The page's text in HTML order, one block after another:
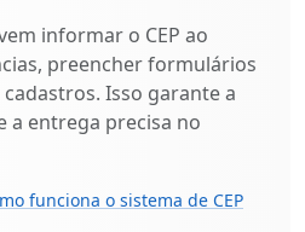
informar o CEP ao
preencher formulários
Isso garante a
a entrega precisa no
funciona o sistema de CEP